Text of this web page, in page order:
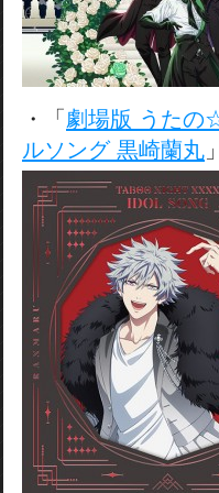
・「 劇場版 うたの
ルソング 黒崎蘭丸